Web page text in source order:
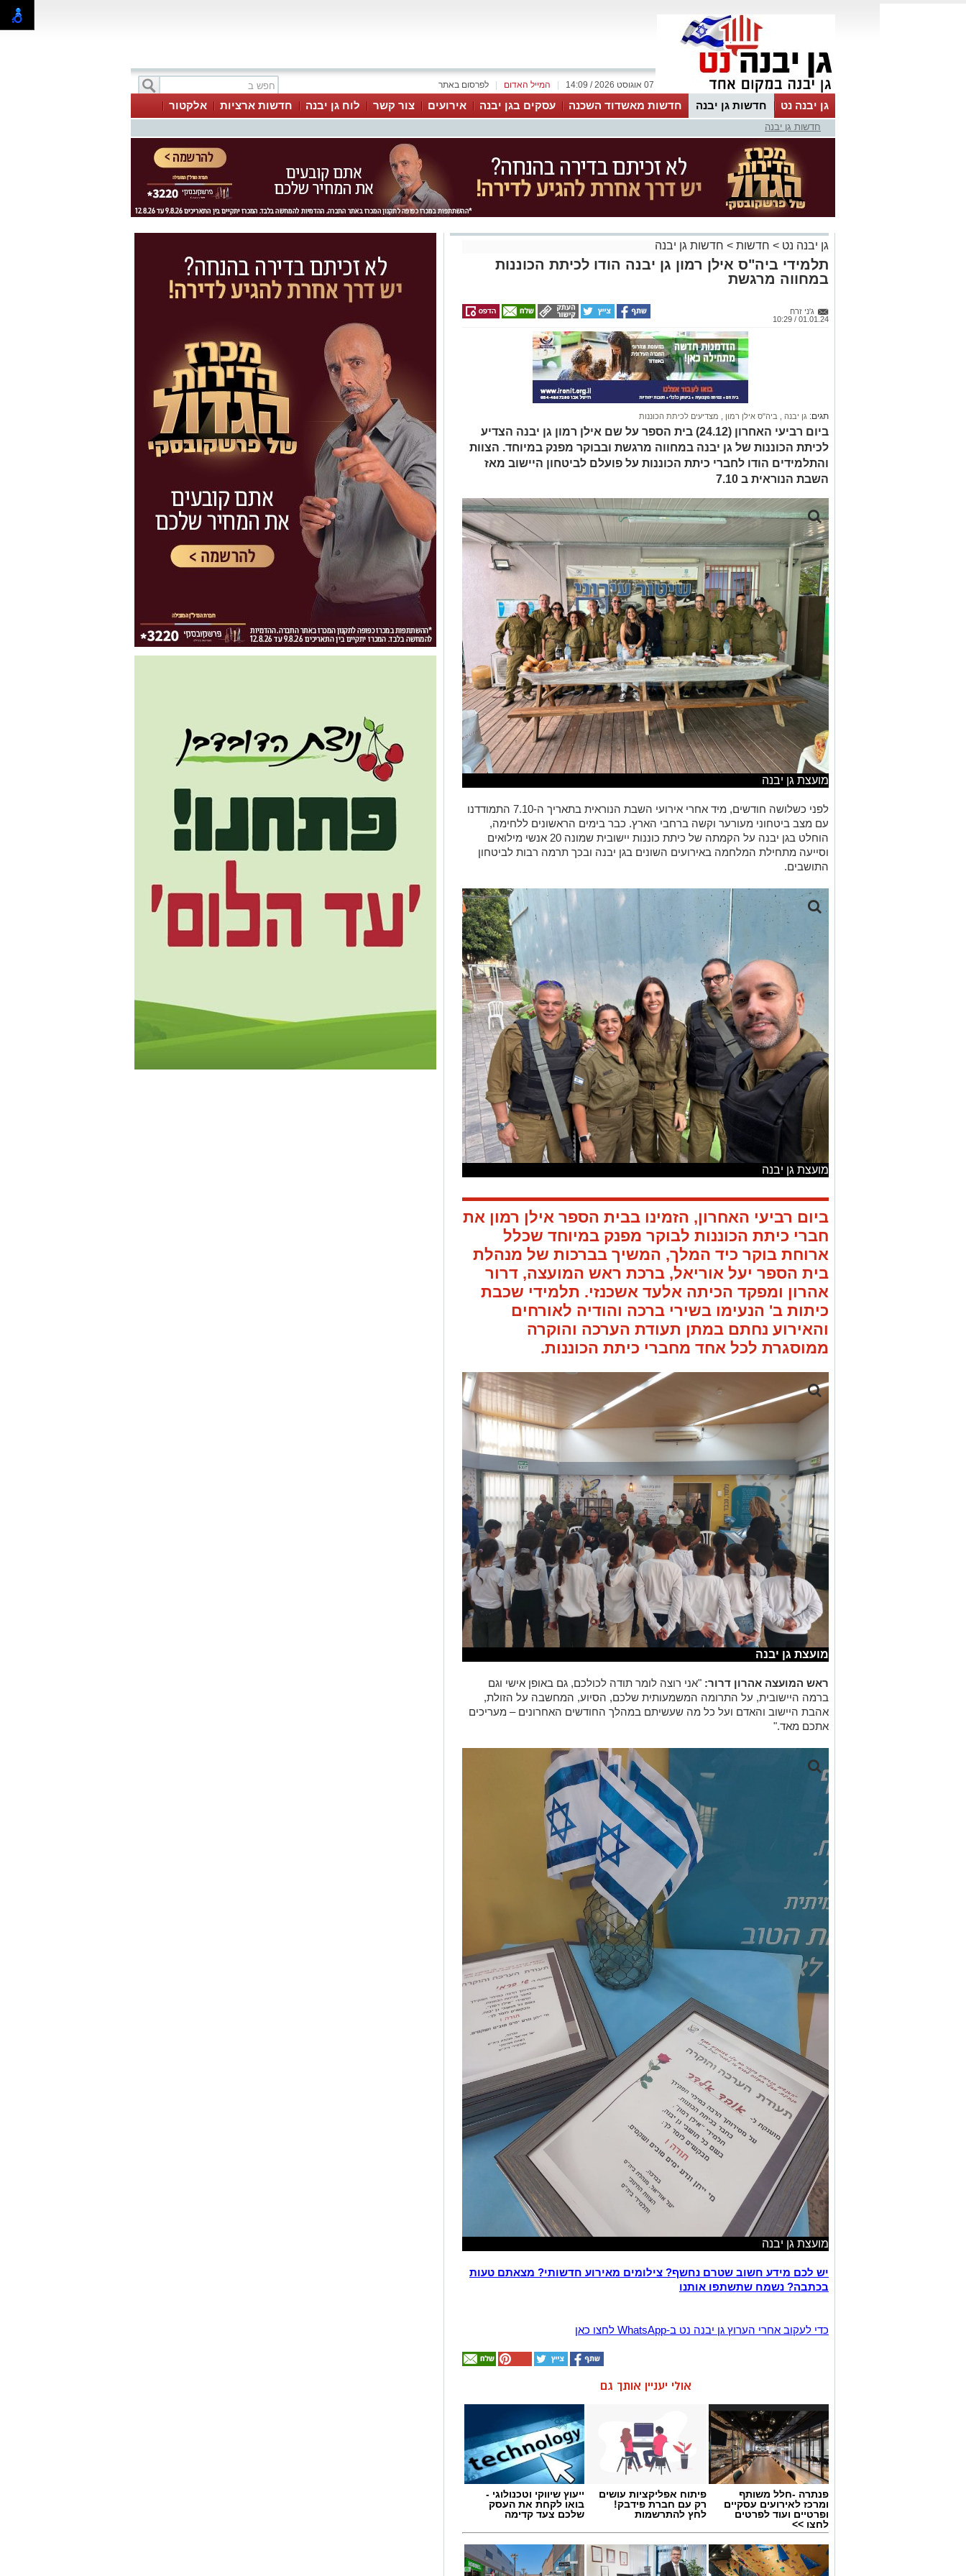
לפרסום באתר המייל האדום 07 אוגוסט 2026 / 14:09
גן יבנה נט חדשות גן יבנה חדשות מאשדוד השכנה עסקים בגן יבנה אירועים צור קשר לוח גן יבנה חדשות ארציות
אלקטור
MyKehila
חדשות גן יבנה
גן יבנה נט > חדשות > חדשות גן יבנה
תלמידי ביה"ס אילן רמון גן יבנה הודו לכיתת הכוננות
במחווה מרגשת
ג'ני זרח
01.01.24 / 10:29
תגים: גן יבנה ביה"ס אילן רמון מצדיעים לכיתת הכוננות
ביום רביעי האחרון (24.12) בית הספר על שם אילן רמון גן יבנה הצדיע
לכיתת הכוננות של גן יבנה במחווה מרגשת ובבוקר מפנק במיוחד. הצוות
והתלמידים הודו לחברי כיתת הכוננות על פועלם לביטחון היישוב מאז
השבת הנוראית ב 7.10
מועצת גן יבנה
לפני כשלושה חודשים, מיד אחרי אירועי השבת הנוראית בתאריך ה-7.10 התמודדנו
עם מצב ביטחוני מעורער וקשה ברחבי הארץ. כבר בימים הראשונים ללחימה,
הוחלט בגן יבנה על הקמתה של כיתת כוננות יישובית שמונה 20 אנשי מילואים
וסייעה מתחילת המלחמה באירועים השונים בגן יבנה ובכך תרמה רבות לביטחון
התושבים.
מועצת גן יבנה
ביום רביעי האחרון, הזמינו בבית הספר אילן רמון את
חברי כיתת הכוננות לבוקר מפנק במיוחד שכלל
ארוחת בוקר כיד המלך, המשיך בברכות של מנהלת
בית הספר יעל אוריאל, ברכת ראש המועצה, דרור
אהרון ומפקד הכיתה אלעד אשכנזי. תלמידי שכבת
כיתות ב' הנעימו בשירי ברכה והודיה לאורחים
והאירוע נחתם במתן תעודת הערכה והוקרה
ממוסגרת לכל אחד מחברי כיתת הכוננות.
מועצת גן יבנה
ראש המועצה אהרון דרור: "אני רוצה לומר תודה לכולכם, גם באופן אישי וגם
ברמה היישובית, על התרומה המשמעותית שלכם, הסיוע, המחשבה על הזולת,
אהבת היישוב והאדם ועל כל מה שעשיתם במהלך החודשים האחרונים – מעריכים
אתכם מאד."
מועצת גן יבנה
יש לכם מידע חשוב שטרם נחשף? צילומים מאירוע חדשותי? מצאתם טעות
בכתבה? נשמח שתשתפו אותנו
‏כדי לעקוב אחרי הערוץ גן יבנה נט ב-WhatsApp לחצו כאן
אולי יעניין אותך גם
פנתרה -חלל משותף
ומרכז לאירועים עסקיים
ופרטיים ועוד לפרטים
לחצו >>
פיתוח אפליקציות עושים
רק עם חברת פידבק!
לחץ להתרשמות
ייעוץ שיווקי וטכנולוגי -
בואו לקחת את העסק
שלכם צעד קדימה